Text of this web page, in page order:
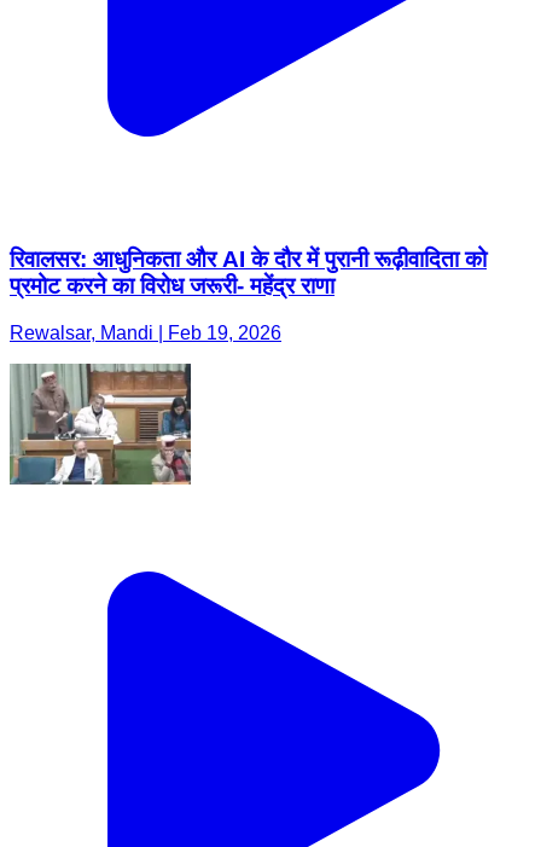
रिवालसर: आधुनिकता और AI के दौर में पुरानी रूढ़ीवादिता को
प्रमोट करने का विरोध जरूरी- महेंद्र राणा
Rewalsar, Mandi | Feb 19, 2026